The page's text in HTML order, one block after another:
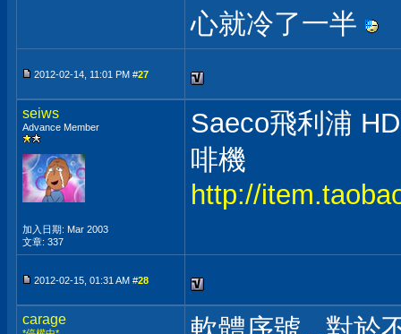
心就冷了一半
2012-02-14, 11:01 PM #27
seiws
Advance Member
加入日期: Mar 2003
文章: 337
Saeco飛利浦
啡機
http://
2012-02-15, 01:31 AM #28
carage